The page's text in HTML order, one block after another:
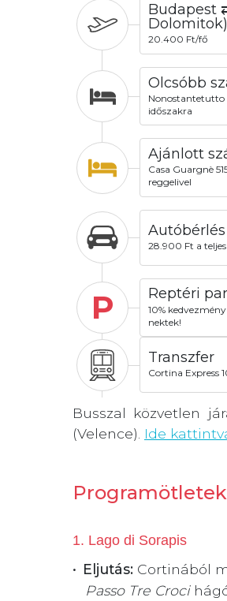
Budapest
Dolomitok)
20.400 Ft/fő
Olcsóbb
Nonostantetutto
időszakra
Ajánlott
Casa Guargnè
reggelivel
Autóbérlés
28.900 Ft a
P Reptéri
10%
nektek!
Transzfer
Cortina Express
Busszal közvetlen
(Velence). Ide
Programötletek
1. Lago di Sorapis
Eljutás: Cortinából
Passo Tre Croci